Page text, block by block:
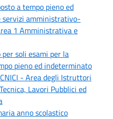
a tempo pieno ed
amministrativo-
1 Amministrativa e
soli esami per la
pieno ed indeterminato
- Area degli Istruttori
Lavori Pubblici ed
anno scolastico